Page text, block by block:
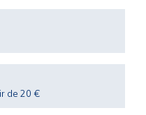
de 20 €